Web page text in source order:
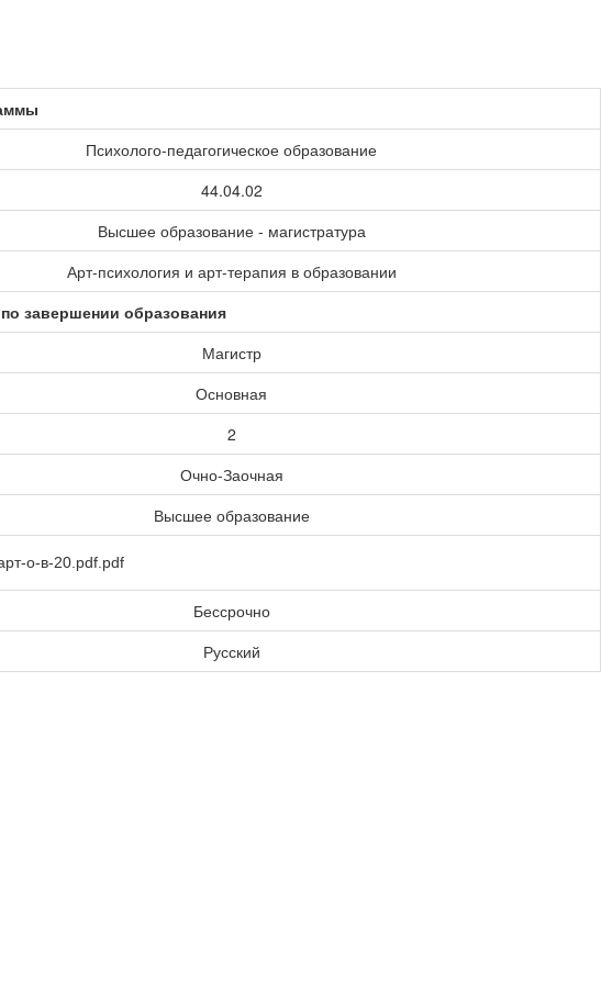
Психолого-педагогическое образование
44.04.02
Высшее образование - магистратура
Арт-психология и арт-терапия в образовании
завершении образования
Магистр
Основная
2
Очно-Заочная
Высшее образование
о-в-20.pdf.pdf
Бессрочно
Русский